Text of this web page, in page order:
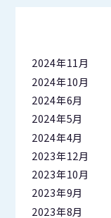
2024年11月
2024年10月
2024年6月
2024年5月
2024年4月
2023年12月
2023年10月
2023年9月
2023年8月